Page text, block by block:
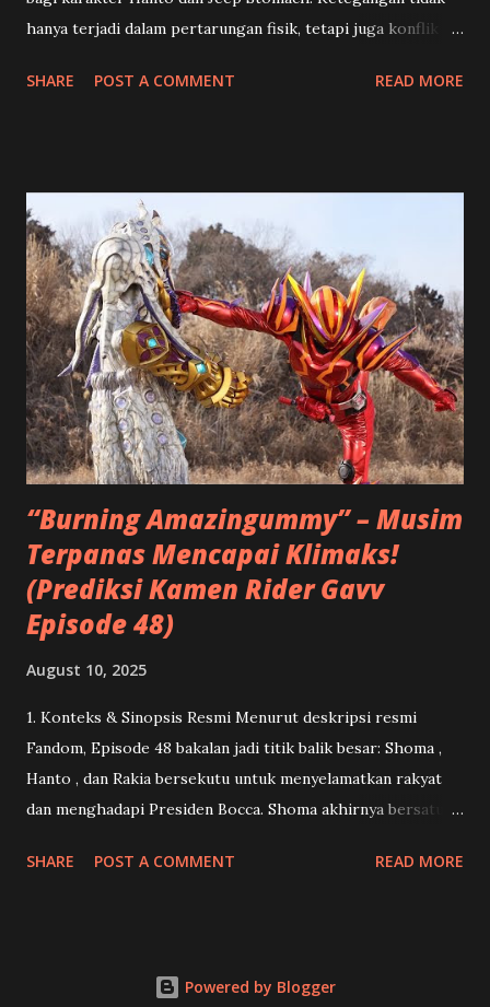
hanya terjadi dalam pertarungan fisik, tetapi juga konflik
karakter utama. 🍡 Toko Manisan dan Kenangan Pahit
Tampaknya ini akan menjadi selingan ringan dari konflik
besar, namun justru menjadi awal dari konfrontasi
emosional yang mendalam. Di toko tersebut, mereka
bertemu Kenji (Yoshioka Mutsuo), seorang pengrajin
wagashi berbakat… yang ternyata adalah Granute ,
antagonis yang selama ini diburu Hanto karena menculik
ibunya. Hanto (Hino Yusuke) yang selama ini menghidupi
dirinya dengan semangat balas dendam mendadak goyah,
apalagi ketika melihat Kenji mendapat tempat sebagai
sosok ayah kedua...
SHARE POST A COMMENT READ MORE
“Burning Amazingummy” – Musim
Terpanas Mencapai Klimaks!
(Prediksi Kamen Rider Gavv
Episode 48)
August 10, 2025
1. Konteks & Sinopsis Resmi Menurut deskripsi resmi
Fandom, Episode 48 bakalan jadi titik balik besar: Shoma ,
Hanto , dan Rakia bersekutu untuk menyelamatkan rakyat
dan menghadapi Presiden Bocca. Shoma akhirnya bersatu
momen debut Gavv Amazingummy Form serta penampilan
Shoma, mungkin lahir dari ikatan pertemanan dan
SHARE POST A COMMENT READ MORE
Powered by Blogger